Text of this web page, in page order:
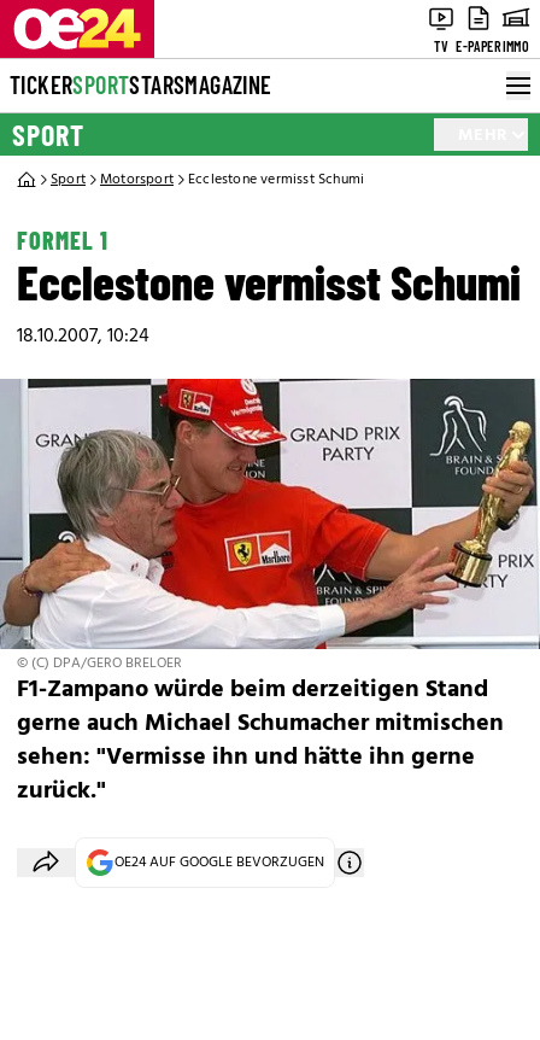
TV E-PAPERIMMO
TICKERSPORTSTARSMAGAZINE
SPORT
Sport Motorsport Ecclestone vermisst Schumi
FORMEL 1
Ecclestone vermisst Schumi
18.10.2007, 10:24
© (C) DPA/GERO BRELOER
F1-Zampano würde beim derzeitigen Stand
gerne auch Michael Schumacher mitmischen
sehen: "Vermisse ihn und hätte ihn gerne
zurück."
OE24 AUF GOOGLE BEVORZUGEN